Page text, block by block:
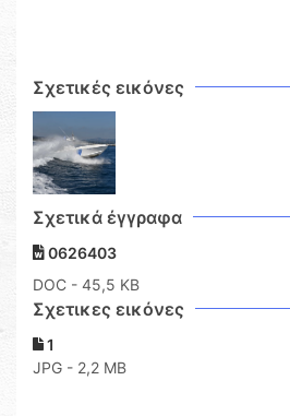
Σχετικές εικόνες
Σχετικά έγγραφα
0626403
DOC - 45,5 KB
Σχετικες εικόνες
1
JPG - 2,2 MB